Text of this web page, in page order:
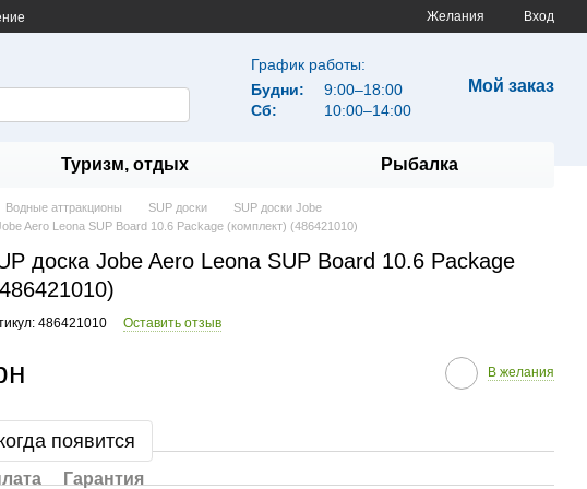
Желания Вход
График работы:
Будни:
9:00–18:00
Сб:
10:00–14:00
Мой заказ
Туризм, отдых Рыбалка
Водные аттракционы SUP доски
SUP доски Jobe
Aero Leona SUP Board 10.6 Package (комплект) (486421010)
доска Jobe Aero Leona SUP Board 10.6 Package
486421010 Оставить отзыв
В желания
появится
Гарантия